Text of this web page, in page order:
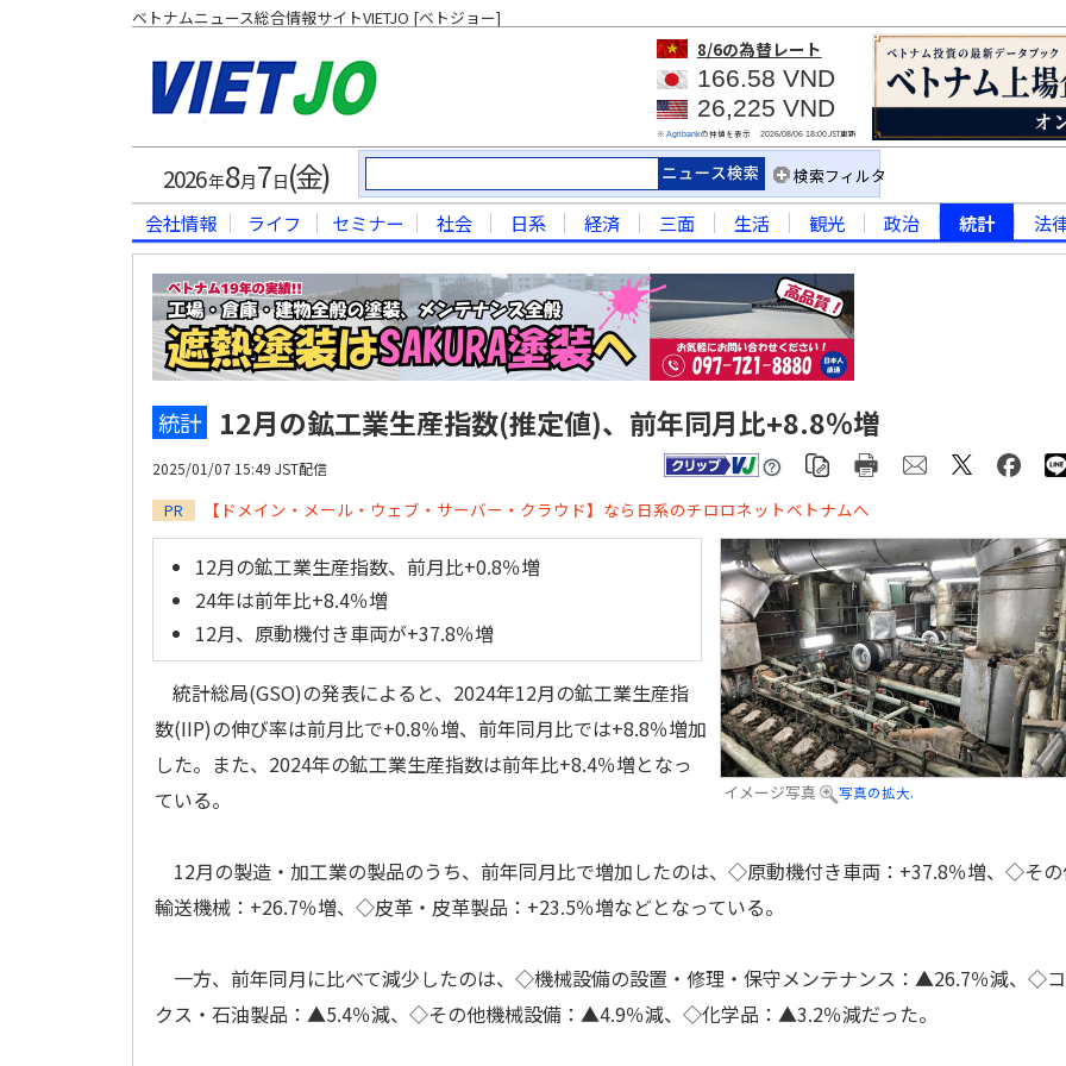
ベトナムニュース総合情報サイトVIETJO [ベトジョー]
8/6の為替レート
166.58 VND
26,225 VND
※ Agribankの仲値を表示 2026/08/06 18:00JST更新
2026年8月7 日(金) 検索フィルタ
会社情報 ライフ セミナー 社会 日系 経済 三面 生活 観光 政治 統計 法
統計 12月の鉱工業生産指数(推定値)、前年同月比+8.8％増
2025/01/07 15:49 JST配信
PR 【ドメイン・メール・ウェブ・サーバー・クラウド】なら日系のチロロネットベトナムへ
イメージ写真 写真の拡大.
12月の鉱工業生産指数、前月比+0.8％増
24年は前年比+8.4％増
12月、原動機付き車両が+37.8％増
統計総局(GSO)の発表によると、2024年12月の鉱工業生産指
数(IIP)の伸び率は前月比で+0.8％増、前年同月比では+8.8％増加
した。また、2024年の鉱工業生産指数は前年比+8.4％増となっ
ている。
12月の製造・加工業の製品のうち、前年同月比で増加したのは、◇原動機付き車両：+37.8％増、◇そ
輸送機械：+26.7％増、◇皮革・皮革製品：+23.5％増などとなっている。
一方、前年同月に比べて減少したのは、◇機械設備の設置・修理・保守メンテナンス：▲26.7％減、◇
クス・石油製品：▲5.4％減、◇その他機械設備：▲4.9％減、◇化学品：▲3.2％減だった。